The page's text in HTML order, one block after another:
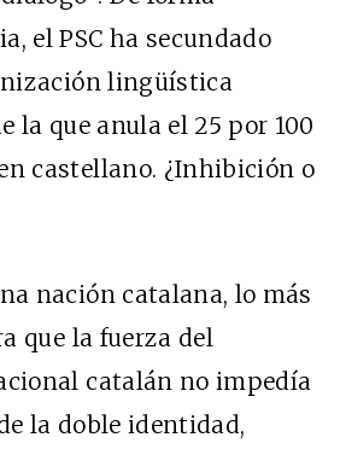
el PSC ha secundado
lingüística
la que anula el 25 por 100
castellano. ¿Inhibición o
nación catalana, lo más
que la fuerza del
catalán no impedía
la doble identidad,